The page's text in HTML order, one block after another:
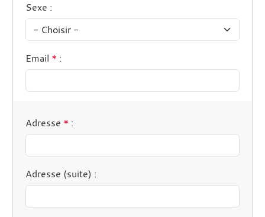
Sexe :
Email * :
Adresse * :
Adresse (suite) :